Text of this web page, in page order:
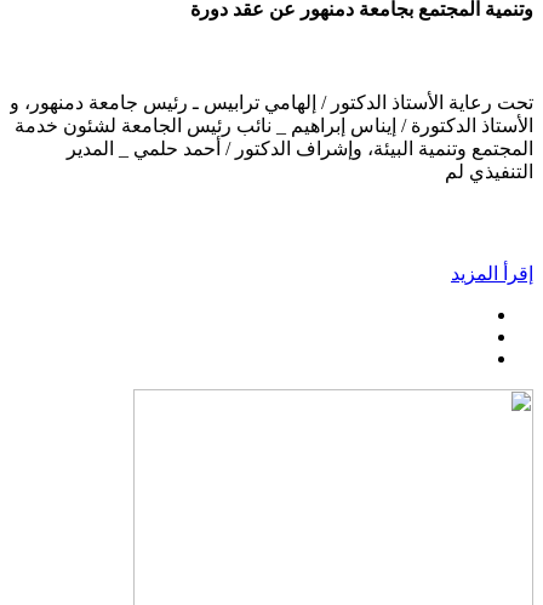
وتنمية المجتمع بجامعة دمنهور عن عقد دورة
تحت رعاية الأستاذ الدكتور / إلهامي ترابيس ـ رئيس جامعة دمنهور، و
الأستاذ الدكتورة / إيناس إبراهيم _ نائب رئيس الجامعة لشئون خدمة
المجتمع وتنمية البيئة، وإشراف الدكتور / أحمد حلمي _ المدير
التنفيذي لم
إقرأ المزيد